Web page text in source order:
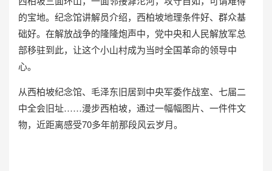
的宝地。纪念馆讲解员介绍，西柏坡地理条件好、群众基
础好。在解放战争的隆隆炮声中，党中央和人民解放军总
部移驻到此，让这个小山村成为当时全国革命的领导中
心。
从西柏坡纪念馆、毛泽东旧居到中央军委作战室、七届二
中全会旧址……漫步西柏坡，通过一幅幅图片、一件件文
物，近距离感受70多年前那段风云岁月。